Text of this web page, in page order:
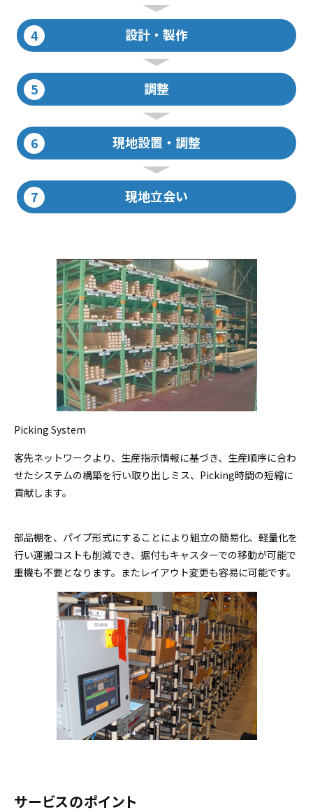
設計・製作
調整
現地設置・調整
現地立会い
Picking System
客先ネットワークより、生産指示情報に基づき、生産順序に合わ
せたシステムの構築を行い取り出しミス、Picking時間の短縮に
貢献します。
部品棚を、パイプ形式にすることにより組立の簡易化、軽量化を
行い運搬コストも削減でき、据付もキャスターでの移動が可能で
重機も不要となります。またレイアウト変更も容易に可能です。
サービスのポイント